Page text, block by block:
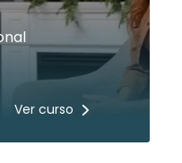
Ver curso